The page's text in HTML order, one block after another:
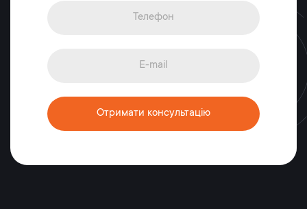
Отримати консультацію